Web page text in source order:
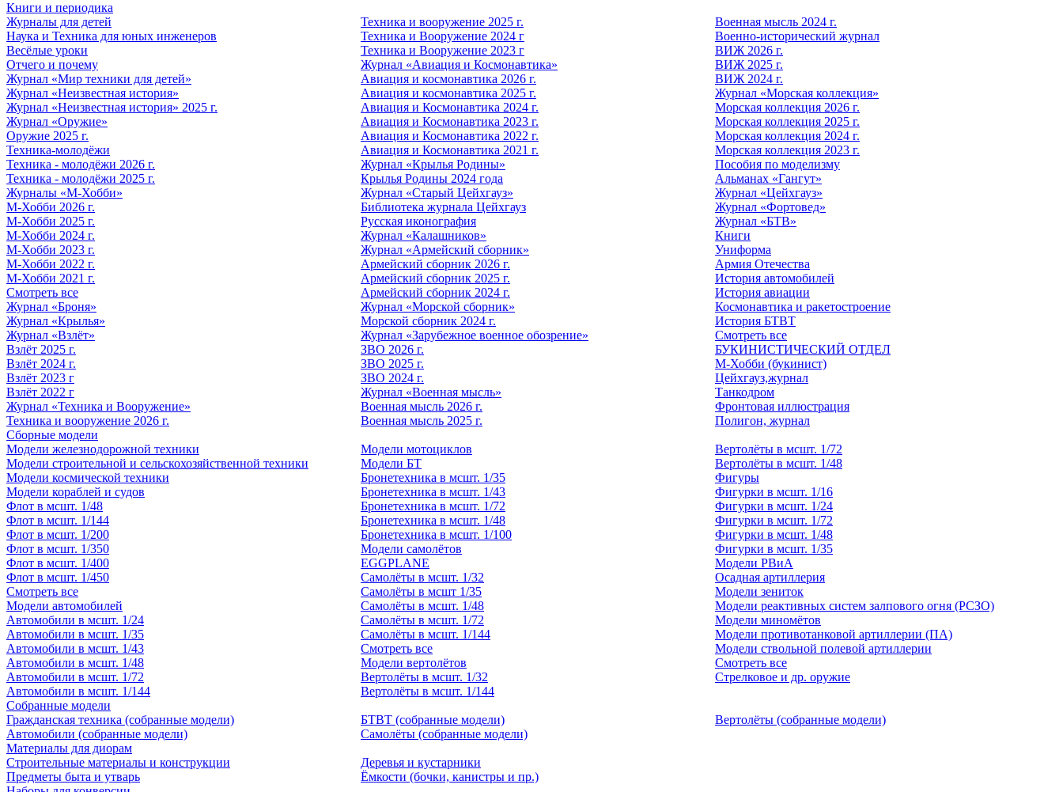
Книги и периодика
Журналы для детей
Наука и Техника для юных инженеров
Весёлые уроки
Отчего и почему
Журнал «Мир техники для детей»
Журнал «Неизвестная история»
Журнал «Неизвестная история» 2025 г.
Журнал «Оружие»
Оружие 2025 г.
Техника-молодёжи
Техника - молодёжи 2026 г.
Техника - молодёжи 2025 г.
Журналы «М-Хобби»
М-Хобби 2026 г.
М-Хобби 2025 г.
М-Хобби 2024 г.
М-Хобби 2023 г.
М-Хобби 2022 г.
М-Хобби 2021 г.
Смотреть все
Журнал «Броня»
Журнал «Крылья»
Журнал «Взлёт»
Взлёт 2025 г.
Взлёт 2024 г.
Взлёт 2023 г
Взлёт 2022 г
Журнал «Техника и Вооружение»
Техника и вооружение 2026 г.
Техника и вооружение 2025 г.
Техника и Вооружение 2024 г
Техника и Вооружение 2023 г
Журнал «Авиация и Космонавтика»
Авиация и космонавтика 2026 г.
Авиация и космонавтика 2025 г.
Авиация и Космонавтика 2024 г.
Авиация и Космонавтика 2023 г.
Авиация и Космонавтика 2022 г.
Авиация и Космонавтика 2021 г.
Журнал «Крылья Родины»
Крылья Родины 2024 года
Журнал «Старый Цейхгауз»
Библиотека журнала Цейхгауз
Русская иконография
Журнал «Калашников»
Журнал «Армейский сборник»
Армейский сборник 2026 г.
Армейский сборник 2025 г.
Армейский сборник 2024 г.
Журнал «Морской сборник»
Морской сборник 2024 г.
Журнал «Зарубежное военное обозрение»
ЗВО 2026 г.
ЗВО 2025 г.
ЗВО 2024 г.
Журнал «Военная мысль»
Военная мысль 2026 г.
Военная мысль 2025 г.
Военная мысль 2024 г.
Военно-исторический журнал
ВИЖ 2026 г.
ВИЖ 2025 г.
ВИЖ 2024 г.
Журнал «Морская коллекция»
Морская коллекция 2026 г.
Морская коллекция 2025 г.
Морская коллекция 2024 г.
Морская коллекция 2023 г.
Пособия по моделизму
Альманах «Гангут»
Журнал «Цейхгауз»
Журнал «Фортовед»
Журнал «БТВ»
Книги
Униформа
Армия Отечества
История автомобилей
История авиации
Космонавтика и ракетостроение
История БТВТ
Смотреть все
БУКИНИСТИЧЕСКИЙ ОТДЕЛ
М-Хобби (букинист)
Цейхгауз,журнал
Танкодром
Фронтовая иллюстрация
Полигон, журнал
Сборные модели
Модели железнодорожной техники
Модели строительной и сельскохозяйственной техники
Модели космической техники
Модели кораблей и судов
Флот в мсшт. 1/48
Флот в мсшт. 1/144
Флот в мсшт. 1/200
Флот в мсшт. 1/350
Флот в мсшт. 1/400
Флот в мсшт. 1/450
Смотреть все
Модели автомобилей
Автомобили в мсшт. 1/24
Автомобили в мсшт. 1/35
Автомобили в мсшт. 1/43
Автомобили в мсшт. 1/48
Автомобили в мсшт. 1/72
Автомобили в мсшт. 1/144
Модели мотоциклов
Модели БТ
Бронетехника в мсшт. 1/35
Бронетехника в мсшт. 1/43
Бронетехника в мсшт. 1/72
Бронетехника в мсшт. 1/48
Бронетехника в мсшт. 1/100
Модели самолётов
EGGPLANE
Самолёты в мсшт. 1/32
Самолёты в мсшт 1/35
Самолёты в мсшт. 1/48
Самолёты в мсшт. 1/72
Самолёты в мсшт. 1/144
Смотреть все
Модели вертолётов
Вертолёты в мсшт. 1/32
Вертолёты в мсшт. 1/144
Вертолёты в мсшт. 1/72
Вертолёты в мсшт. 1/48
Фигуры
Фигурки в мсшт. 1/16
Фигурки в мсшт. 1/24
Фигурки в мсшт. 1/72
Фигурки в мсшт. 1/48
Фигурки в мсшт. 1/35
Модели РВиА
Осадная артиллерия
Модели зениток
Модели реактивных систем залпового огня (РСЗО)
Модели миномётов
Модели противотанковой артиллерии (ПА)
Модели ствольной полевой артиллерии
Смотреть все
Стрелковое и др. оружие
Собранные модели
Гражданская техника (собранные модели)
Автомобили (собранные модели)
БТВТ (собранные модели)
Самолёты (собранные модели)
Вертолёты (собранные модели)
Материалы для диорам
Строительные материалы и конструкции
Предметы быта и утварь
Деревья и кустарники
Ёмкости (бочки, канистры и пр.)